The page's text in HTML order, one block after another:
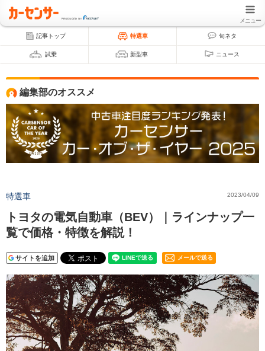
メニュー
記事トップ 特選車 旬ネタ
試乗 新型車 ニュース
編集部のオススメ
特選車 2023/04/09
トヨタの電気自動車（BEV）｜ラインナップ一
覧で価格・特徴を解説！
サイトを追加 メールで送る